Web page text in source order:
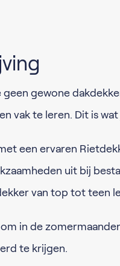
gewone
vak te leren. Dit is
een ervaren
uit bij
van top tot teen
in de
te krijgen.